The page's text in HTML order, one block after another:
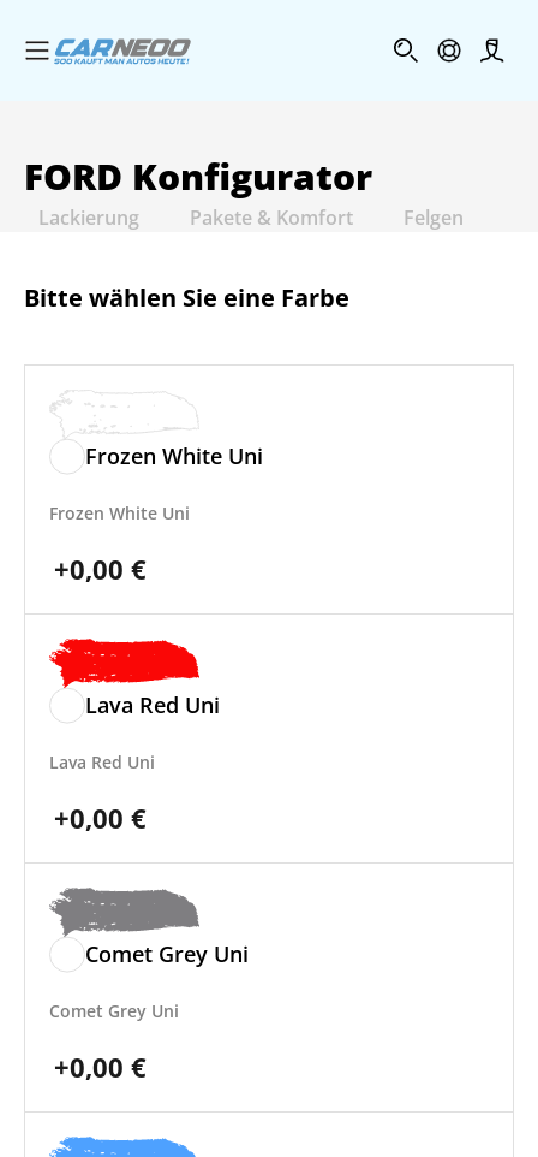
Menü öffnen
FORD Konfigurator
Lackierung Pakete & Komfort Felgen
Bitte wählen Sie eine Farbe
Frozen White Uni
Frozen White Uni
+0,00 €
Lava Red Uni
Lava Red Uni
+0,00 €
Comet Grey Uni
Comet Grey Uni
+0,00 €